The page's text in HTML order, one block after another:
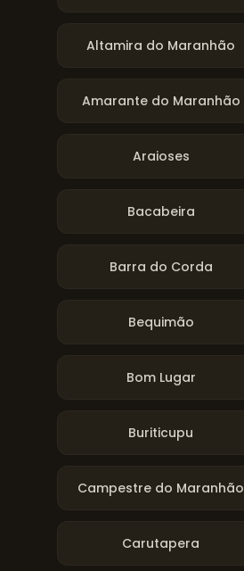
Altamira do Maranhão
Amarante do Maranhão
Araioses
Bacabeira
Barra do Corda
Bequimão
Bom Lugar
Buriticupu
Campestre do Maranhão
Carutapera